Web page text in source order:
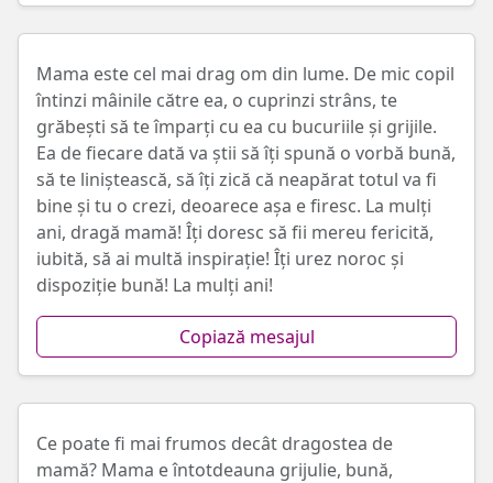
Mama este cel mai drag om din lume. De mic copil
întinzi mâinile către ea, o cuprinzi strâns, te
grăbești să te împarți cu ea cu bucuriile și grijile.
Ea de fiecare dată va știi să îți spună o vorbă bună,
să te liniștească, să îți zică că neapărat totul va fi
bine și tu o crezi, deoarece aşa e firesc. La mulți
ani, dragă mamă! Îți doresc să fii mereu fericită,
iubită, să ai multă inspirație! Îți urez noroc și
dispoziție bună! La mulți ani!
Copiază mesajul
Ce poate fi mai frumos decât dragostea de
mamă? Mama e întotdeauna grijulie, bună,